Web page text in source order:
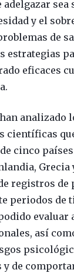
sea
y el
de
estrategias
eficaces
analizado
científicas
cinco
Grecia
registros de
periodos de
evaluar
así
de